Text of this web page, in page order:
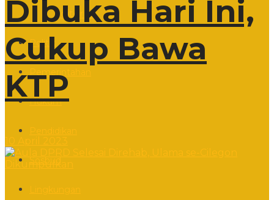
Editorial
Politik
Hukum
Dibuka Hari Ini,
Cukup Bawa
KTP